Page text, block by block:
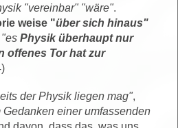
"vereinbar" "wäre".
weise "über sich hinaus"
"es Physik überhaupt nur
offenes Tor hat zur
der Physik liegen mag",
Gedanken einer umfassenden